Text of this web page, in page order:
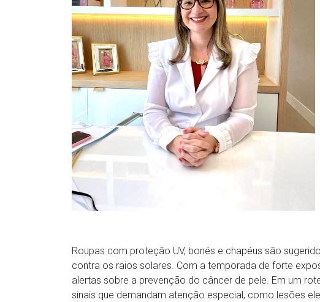
Roupas com proteção UV, bonés e chapéus são
contra os raios solares. Com a temporada de forte
alertas sobre a prevenção do câncer de pele. Em um
sinais que demandam atenção especial, como lesões